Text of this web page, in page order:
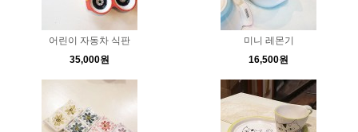
어린이 자동차 식판
35,000원
미니 레몬기
16,500원